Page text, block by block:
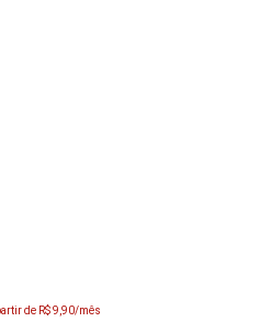
de R$ 9,90/mês